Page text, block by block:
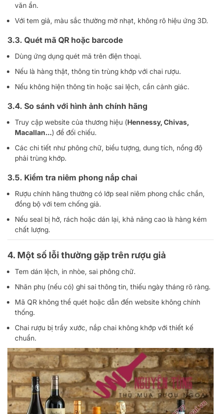
văn ẩn.
Với tem giả, màu sắc thường mờ nhạt, không rõ hiệu ứng 3D.
3.3. Quét mã QR hoặc barcode
Dùng ứng dụng quét mã trên điện thoại.
Nếu là hàng thật, thông tin trùng khớp với chai rượu.
Nếu không hiện thông tin hoặc sai lệch, cần cảnh giác.
3.4. So sánh với hình ảnh chính hãng
Truy cập website của thương hiệu (Hennessy, Chivas,
Macallan…) để đối chiếu.
Các chi tiết như phông chữ, biểu tượng, dung tích, nồng độ
phải trùng khớp.
3.5. Kiểm tra niêm phong nắp chai
Rượu chính hãng thường có lớp seal niêm phong chắc chắn,
đồng bộ với tem chống giả.
Nếu seal bị hở, rách hoặc dán lại, khả năng cao là hàng kém
chất lượng.
4. Một số lỗi thường gặp trên rượu giả
Tem dán lệch, in nhòe, sai phông chữ.
Nhãn phụ (nếu có) ghi sai thông tin, thiếu ngày tháng rõ ràng.
Mã QR không thể quét hoặc dẫn đến website không chính
thống.
Chai rượu bị trầy xước, nắp chai không khớp với thiết kế
chuẩn.